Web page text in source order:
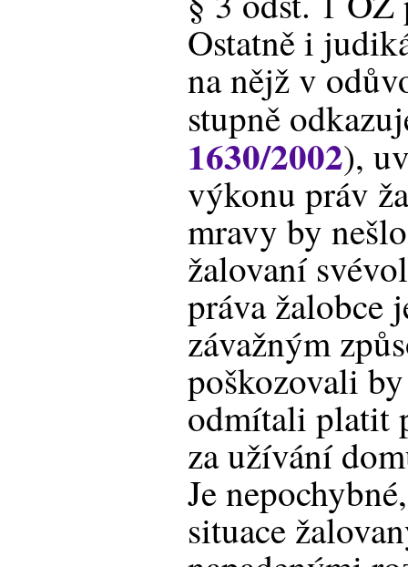
Ostatně i
na nějž v
stupně
1630/2002),
výkonu práv
mravy by
žalovaní
práva žalobce
závažným
poškozovali
odmítali platit
za užívání
Je
situace